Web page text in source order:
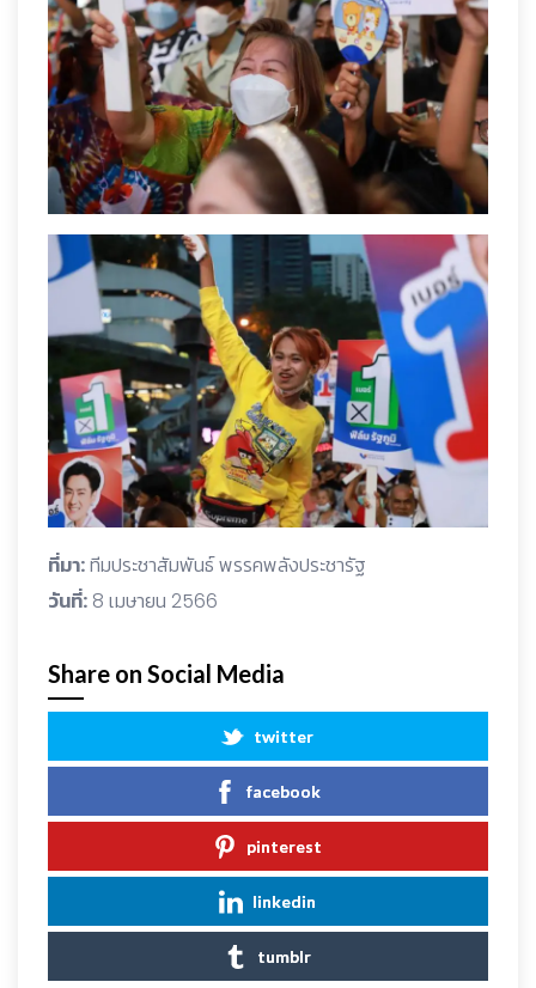
ที่มา:ทีมประชาสัมพันธ์ พรรคพลังประชารัฐ
วันที่: 8 เมษายน 2566
Share on Social Media
twitter
facebook
pinterest
linkedin
tumblr